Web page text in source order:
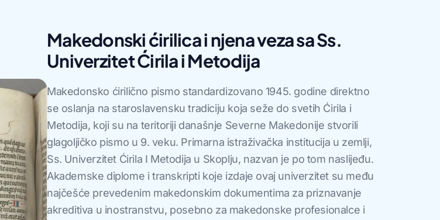
Makedonski ćirilica i njena veza sa Ss.
Univerzitet Ćirila i Metodija
Makedonsko ćirilično pismo standardizovano 1945. godine direktno
se oslanja na staroslavensku tradiciju koja seže do svetih Ćirila i
Metodija, koji su na teritoriji današnje Severne Makedonije stvorili
glagoljičko pismo u 9. veku. Primarna istraživačka institucija u zemlji,
Ss. Univerzitet Ćirila I Metodija u Skoplju, nazvan je po tom naslijeđu.
Akademske diplome i transkripti koje izdaje ovaj univerzitet su među
najčešće prevedenim makedonskim dokumentima za priznavanje
akreditiva u inostranstvu, posebno za makedonske profesionalce i